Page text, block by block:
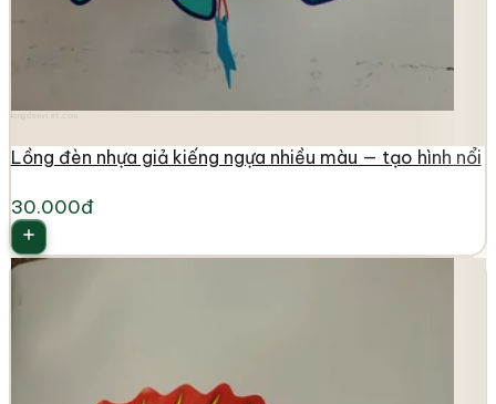
Lồng đèn nhựa giả kiếng ngựa nhiều màu — tạo hình nổi
30.000đ